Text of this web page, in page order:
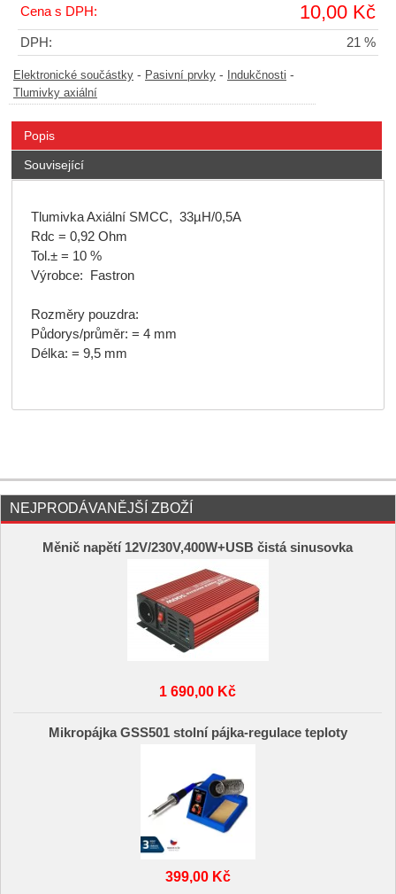
Cena s DPH: 10,00 Kč
DPH: 21 %
Elektronické součástky - Pasivní prvky - Indukčnosti -
Tlumivky axiální
Popis
Související
Tlumivka Axiální SMCC, 33µH/0,5A
Rdc = 0,92 Ohm
Tol.± = 10 %
Výrobce: Fastron
Rozměry pouzdra:
Půdorys/průměr: = 4 mm
Délka: = 9,5 mm
NEJPRODÁVANĚJŠÍ ZBOŽÍ
Měnič napětí 12V/230V,400W+USB čistá sinusovka
1 690,00 Kč
Mikropájka GSS501 stolní pájka-regulace teploty
399,00 Kč